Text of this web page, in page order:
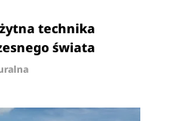
technika
świata